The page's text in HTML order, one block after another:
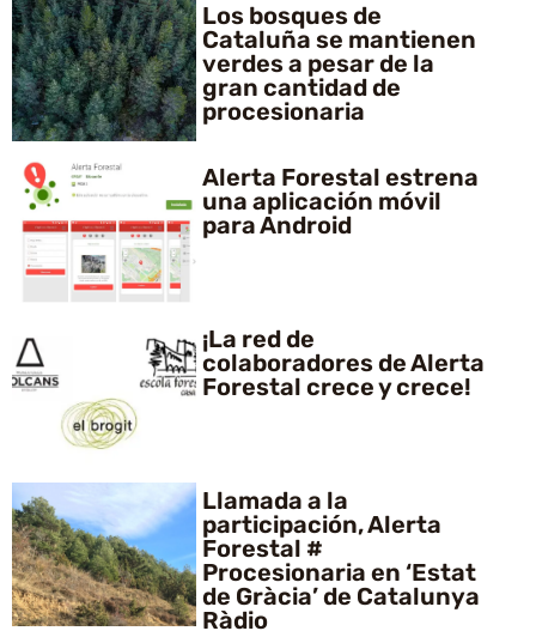
Los bosques de
Cataluña se mantienen
verdes a pesar de la
gran cantidad de
procesionaria
Alerta Forestal estrena
una aplicación móvil
para Android
¡La red de
colaboradores de Alerta
Forestal crece y crece!
Llamada a la
participación, Alerta
Forestal #
Procesionaria en ‘Estat
de Gràcia’ de Catalunya
Ràdio